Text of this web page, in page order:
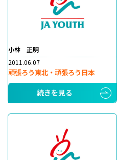
小林 正明
2011.06.07
頑張ろう東北・頑張ろう日本
続きを見る